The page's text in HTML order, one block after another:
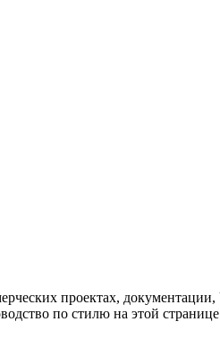
проектах,
по стилю на этой